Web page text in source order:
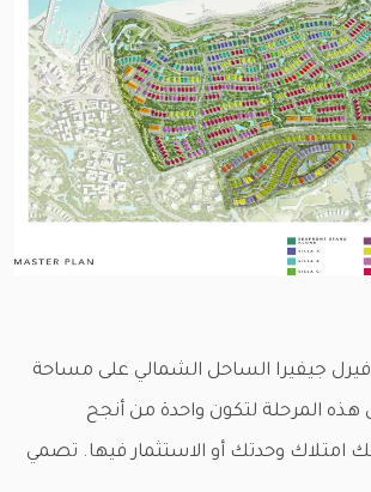
فيرل جيفيرا الساحل الشمالي على مساحة
هذه المرحلة لتكون واحدة من أنجح
امتلاك وحدتك أو الاستثمار فيها. تصمي